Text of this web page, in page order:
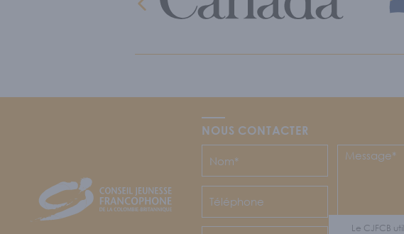
Le CJFCB
CJFCB
NOUS CONTACTER